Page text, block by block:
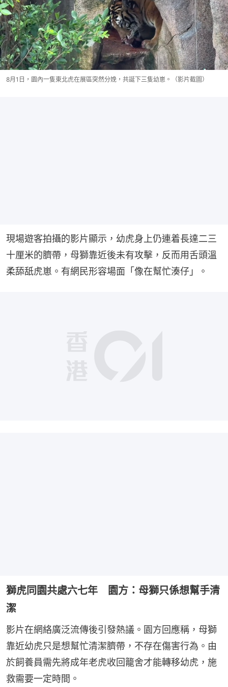
8月1日，園內一隻東北虎在展區突然分娩，共誕下三隻幼崽。（影片截圖）
現場遊客拍攝的影片顯示，幼虎身上仍連着長達二三
十厘米的臍帶，母獅靠近後未有攻擊，反而用舌頭溫
柔舔舐虎崽。有網民形容場面「像在幫忙湊仔」。
獅虎同園共處六七年 園方：母獅只係想幫手清
潔
影片在網絡廣泛流傳後引發熱議。園方回應稱，母獅
靠近幼虎只是想幫忙清潔臍帶，不存在傷害行為。由
於飼養員需先將成年老虎收回籠舍才能轉移幼虎，施
救需要一定時間。